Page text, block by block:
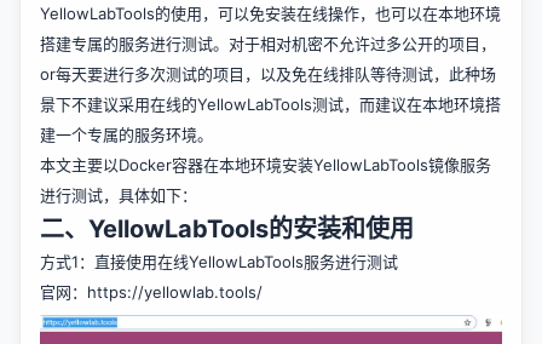
YellowLabTools的使用，可以免安装在线操作，也可以在本地环境
搭建专属的服务进行测试。对于相对机密不允许过多公开的项目，
or每天要进行多次测试的项目，以及免在线排队等待测试，此种场
景下不建议采用在线的YellowLabTools测试，而建议在本地环境搭
建一个专属的服务环境。
本文主要以Docker容器在本地环境安装YellowLabTools镜像服务
进行测试，具体如下：
二、YellowLabTools的安装和使用
方式1：直接使用在线YellowLabTools服务进行测试
官网： https://yellowlab.tools/